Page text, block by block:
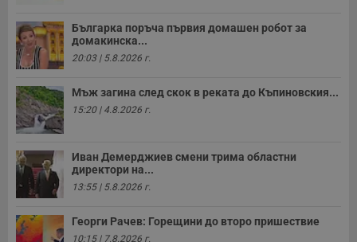
Българка поръча първия домашен робот за
домакинска...
20:03 | 5.8.2026 г.
Мъж загина след скок в реката до Къпиновския...
15:20 | 4.8.2026 г.
Иван Демерджиев смени трима областни
директори на...
13:55 | 5.8.2026 г.
Георги Рачев: Горещини до второ пришествие
10:15 | 7.8.2026 г.
__RequestVerificationToken
Microsoft
Corporation